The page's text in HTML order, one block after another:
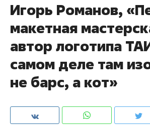
Игорь Романов,
макетная
автор логотипа
самом деле там
не барс, а кот»